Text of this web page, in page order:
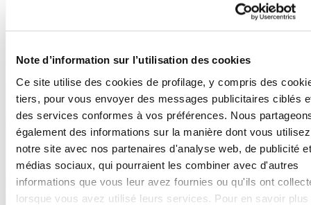
Note d’information sur l’utilisation des cookies
Ce site utilise des cookies de profilage, y compris des
tiers, pour vous envoyer des messages publicitaires ciblés
des services conformes à vos préférences. Nous
également des informations sur la manière dont vous utilisez
notre site avec nos partenaires d'analyse web, de publicité
médias sociaux, qui pourraient les combiner avec d'autres
informations que vous leur avez fournies ou qu'ils ont
lorsque vous avez utilisé leurs services. Pour en savoir plus